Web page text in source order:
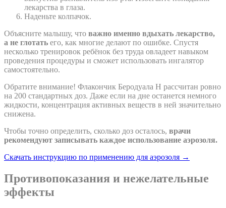
лекарства в глаза.
Наденьте колпачок.
Объясните малышу, что важно именно вдыхать лекарство,
а не глотать его, как многие делают по ошибке. Спустя
несколько тренировок ребёнок без труда овладеет навыком
проведения процедуры и сможет использовать ингалятор
самостоятельно.
Обратите внимание! Флакончик Беродуала Н рассчитан ровно
на 200 стандартных доз. Даже если на дне останется немного
жидкости, концентрация активных веществ в ней значительно
снижена.
Чтобы точно определить, сколько доз осталось, врачи
рекомендуют записывать каждое использование аэрозоля.
Скачать инструкцию по применению для аэрозоля →
Противопоказания и нежелательные
эффекты